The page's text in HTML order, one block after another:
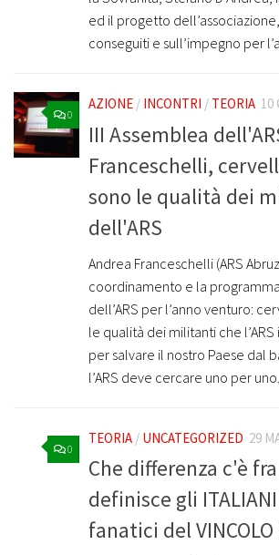
ed il progetto
conseguiti e sull’impegno per
0
AZIONE / INCONTRI / TEORIA 10
III Assemblea
Franceschelli,
sono le qualità dei
dell'ARS
Andrea Franceschelli (ARS
coordinamento e la
dell’ARS per l’anno venturo:
le qualità dei militanti che
per salvare il nostro Paese dal
l’ARS deve cercare uno per uno.
0
TEORIA / UNCATEGORIZED 29
Che differenza c'è
definisce gli ITALIANI
fanatici del VINCOLO